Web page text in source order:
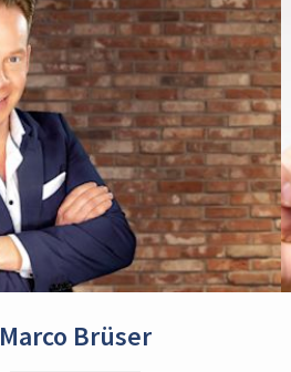
Marco Brüser